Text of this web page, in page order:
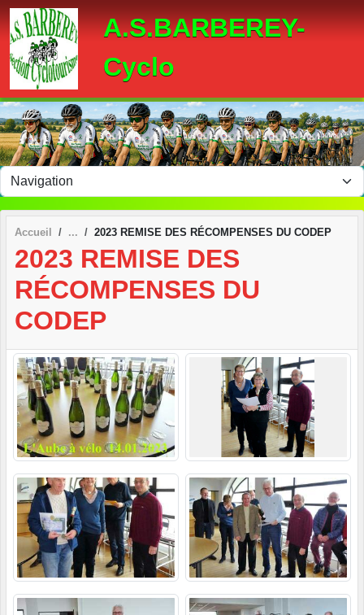
A.S.BARBEREY-
Cyclo
Accueil 2023 REMISE DES RÉCOMPENSES DU CODEP
2023 REMISE DES
RÉCOMPENSES DU
CODEP
Panneau de gestion des cookies